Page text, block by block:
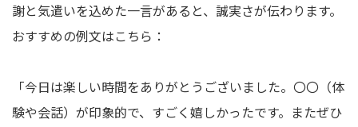
謝と気遣いを込めた一言があると、誠実さが伝わります。
おすすめの例文はこちら：
「今日は楽しい時間をありがとうございました。〇〇（体
験や会話）が印象的で、すごく嬉しかったです。またぜひ